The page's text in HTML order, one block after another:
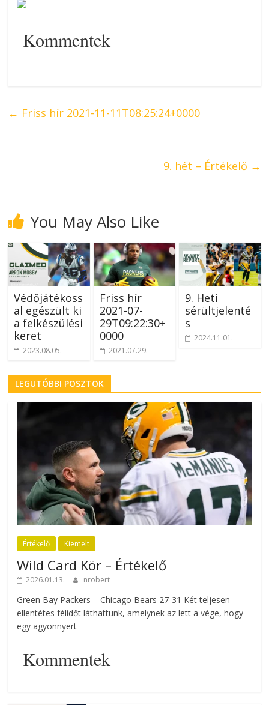
Kommentek
← Friss hír 2021-11-11T08:25:24+0000
9. hét – Értékelő →
You May Also Like
Védőjátékoss
al egészült ki
a felkészülési
keret
2023.08.05.
Friss hír
2021-07-
29T09:22:30+
0000
2021.07.29.
9. Heti
sérültjelenté
s
2024.11.01.
LEGUTÓBBI POSZTOK
Értékelő Kiemelt
Wild Card Kör – Értékelő
2026.01.13. nrobert
Green Bay Packers – Chicago Bears 27-31 Két teljesen
ellentétes félidőt láthattunk, amelynek az lett a vége, hogy
egy agyonnyert
Kommentek